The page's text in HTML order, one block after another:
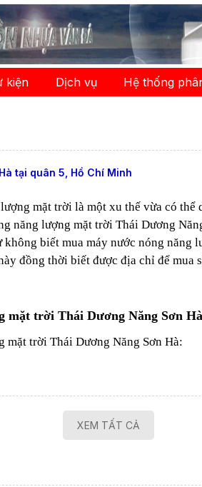
kiện Dịch vụ Hệ thống
tại quân 5, Hồ Chí Minh
mặt trời là một xu thế vừa có
năng lượng mặt trời Thái Dương
biết mua máy nước nóng
đồng thời biết được địa chỉ để mua
mặt trời Thái Dương Năng Sơn Hà
mặt trời Thái Dương Năng Sơn Hà:
XEM TẤT CẢ